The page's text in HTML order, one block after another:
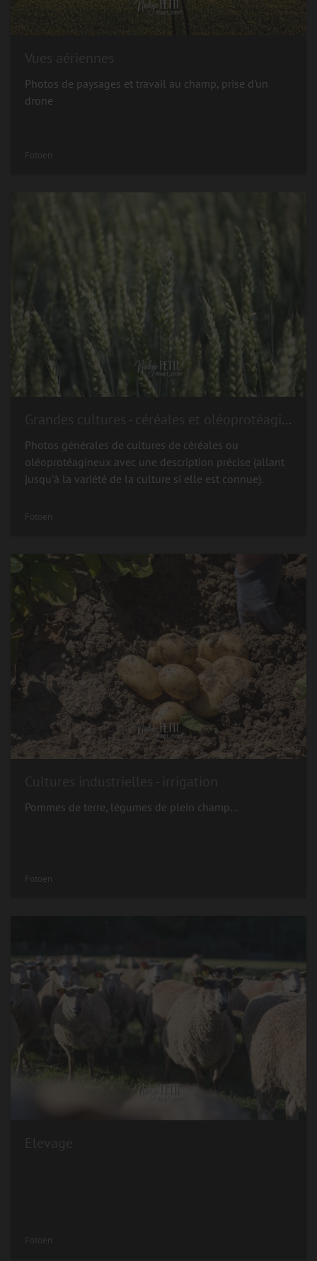
Photos de paysages et travail au champ, prise d'un
drone
Fotoen
Grandes cultures - céréales et oléoprotéagineux
Photos générales de cultures de céréales ou
oléoprotéagineux avec une description précise (allant
jusqu'à la variété de la culture si elle est connue).
Fotoen
Pommes de terre, légumes de plein champ...
Fotoen
Fotoen